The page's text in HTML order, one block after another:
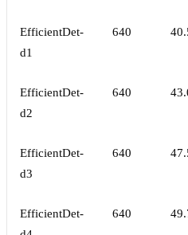
EfficientDet-
d1
640
EfficientDet-
d2
640
EfficientDet-
d3
640
EfficientDet-
640